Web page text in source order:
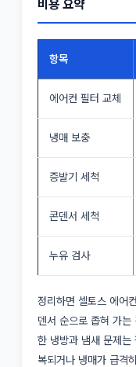
비용 요약
항목
에어컨 필터 교체
냉매 보충
증발기 세척
콘덴서 세척
누유 검사
정리하면 셀토스 에어
덴서 순으로 좁혀 가
한 냉방과 냄새 문제는
복되거나 냉매가 급격